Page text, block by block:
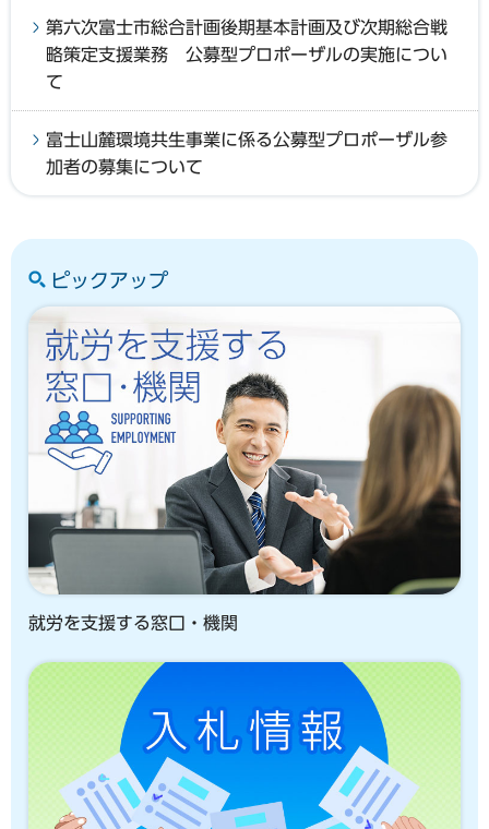
第六次富士市総合計画後期基本計画及び次期総合戦
略策定支援業務 公募型プロポーザルの実施につい
て
富士山麓環境共生事業に係る公募型プロポーザル参
加者の募集について
ピックアップ
就労を支援する窓口・機関